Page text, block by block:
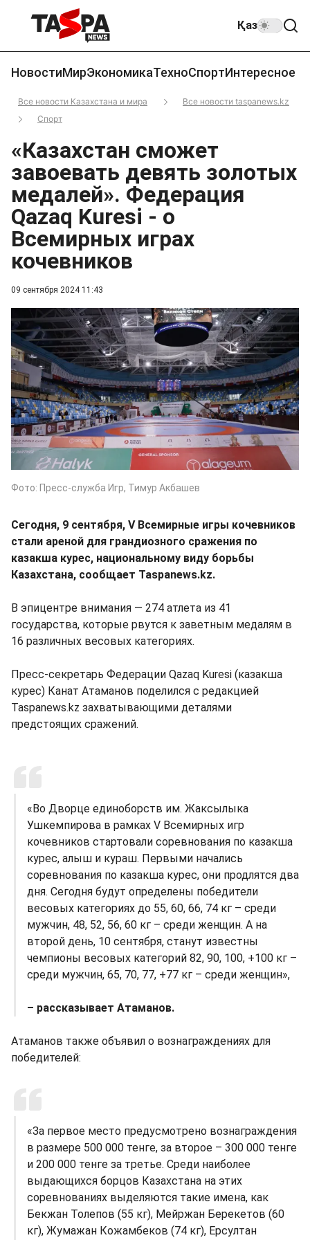
Қаз
НовостиМирЭкономикаТехноСпортИнтересное
Все новости Казахстана и мира
Все новости taspanews.kz
Спорт
09 сентября 2024 11:43
«Казахстан сможет
завоевать девять золотых
медалей». Федерация
Qazaq Kuresi - о
Всемирных играх
кочевников
Фото: Пресс-служба Игр, Тимур Акбашев
Сегодня, 9 сентября, V Всемирные игры кочевников
стали ареной для грандиозного сражения по
казакша курес, национальному виду борьбы
Казахстана, сообщает Taspanews.kz.
В эпицентре внимания — 274 атлета из 41
государства, которые рвутся к заветным медалям в
16 различных весовых категориях.
Пресс-секретарь Федерации Qazaq Kuresi (казакша
курес) Канат Атаманов поделился с редакцией
Taspanews.kz захватывающими деталями
предстоящих сражений.
«Во Дворце единоборств им. Жаксылыка
Ушкемпирова в рамках V Всемирных игр
кочевников стартовали соревнования по казакша
курес, алыш и кураш. Первыми начались
соревнования по казакша курес, они продлятся два
дня. Сегодня будут определены победители
весовых категориях до 55, 60, 66, 74 кг – среди
мужчин, 48, 52, 56, 60 кг – среди женщин. А на
второй день, 10 сентября, станут известны
чемпионы весовых категорий 82, 90, 100, +100 кг –
среди мужчин, 65, 70, 77, +77 кг – среди женщин»,
– рассказывает Атаманов.
Атаманов также объявил о вознаграждениях для
победителей:
«За первое место предусмотрено вознаграждения
в размере 500 000 тенге, за второе – 300 000 тенге
и 200 000 тенге за третье. Среди наиболее
выдающихся борцов Казахстана на этих
соревнованиях выделяются такие имена, как
Бекжан Толепов (55 кг), Мейржан Берекетов (60
кг), Жумажан Кожамбеков (74 кг), Ерсултан